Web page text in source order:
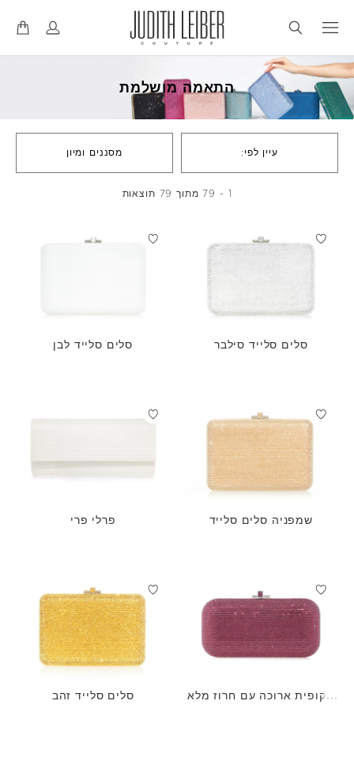
התאמה מושלמת
עיין לפי: מסננים ומיון
1 - 79 מתוך 79 תוצאות
סלים סלייד סילבר סלים סלייד לבן
שמפניה סלים סלייד פרלי פרי
שקופית ארוכה עם חרוז מלא
סלים סלייד זהב